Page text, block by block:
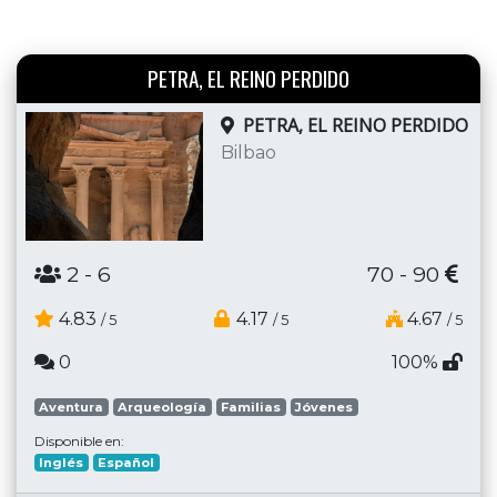
PETRA, EL REINO PERDIDO
PETRA, EL REINO PERDIDO
Bilbao
2 - 6 70 - 90
4.83 / 5 4.17 / 5 4.67 / 5
0 100%
Aventura Arqueología Familias Jóvenes
Disponible en:
Inglés Español